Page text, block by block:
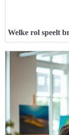
Welke rol speelt